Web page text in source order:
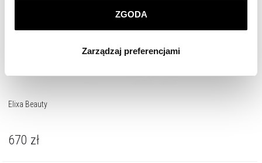
korzystamy. Możesz również wybrać jaki rodzaj plików
ZGODA
Zarządzaj preferencjami
Elixa Beauty
670 zł